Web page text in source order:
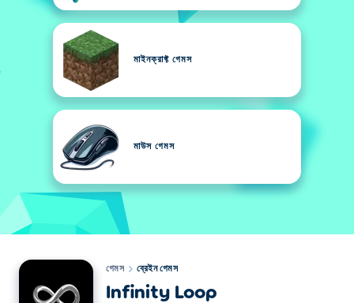
মাইনক্রাফ্ট গেমস
মাউস গেমস
গেমস ব্রেইন গেমস
Infinity Loop